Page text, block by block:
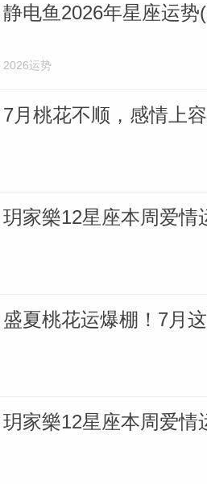
静电鱼2026年星座运势
2026运势
7月桃花不顺，感情上
玥家樂12星座本周爱情
盛夏桃花运爆棚！7月
玥家樂12星座本周爱情